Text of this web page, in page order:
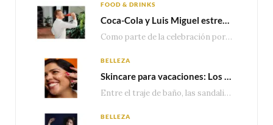
FOOD & DRINKS
Coca-Cola y Luis Miguel estrenan el comercial que celebra 100 años de historia junto a México
Como parte de la celebración por sus primeros 100 años enMéxico, Coca-Cola presenta hoy el…
BELLEZA
Skincare para vacaciones: Los do’s and dont’s para cuidar tu piel
Entre el traje de baño, las sandalias, los lentes de sol y los looks que…
BELLEZA